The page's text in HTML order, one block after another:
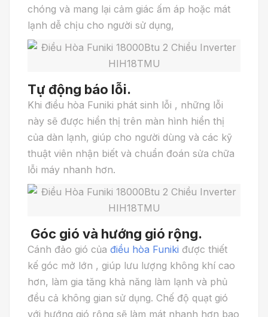
chóng và mang lại cảm giác ấm áp hoặc mát
lạnh dễ chịu cho người sử dụng,
Tự động báo lỗi.
Khi điều hòa Funiki phát sinh lỗi , những lỗi
này sẽ được hiển thị trên màn hình hiển thị
của dàn lạnh, giúp cho người dùng và các kỹ
thuật viên nhận biết và chuẩn đoán sửa chữa
lỗi máy nhanh hơn.
Góc gió và hướng gió rộng.
Cánh đảo gió của điều hòa Funiki được thiết
kế góc mở lớn , giúp lưu lượng không khí cao
hơn, làm gia tăng khả năng làm lạnh và phủ
đều cả không gian sử dụng. Chế độ quạt gió
với hướng gió rộng sẽ làm mát nhanh hơn bao